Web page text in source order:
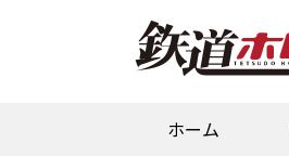
ホーム